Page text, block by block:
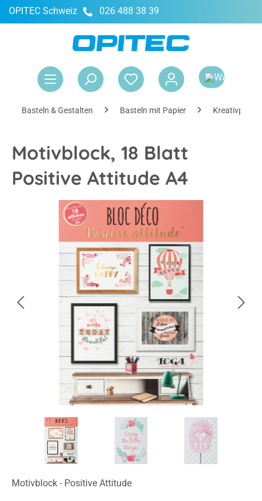
springen
OPITEC Schweiz 026 488 38 39
Basteln & Gestalten Basteln mit Papier Kreativpapier
Motivblock, 18 Blatt
Positive Attitude A4
Bildergalerie überspringen
Motivblock - Positive Attitude